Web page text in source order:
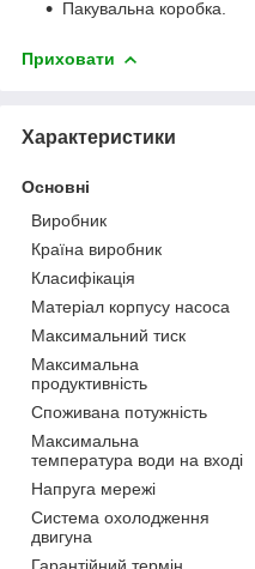
Пакувальна коробка.
Приховати
Характеристики
Основні
Виробник
Країна виробник
Класифікація
Матеріал корпусу насоса
Максимальний тиск
Максимальна
продуктивність
Споживана потужність
Максимальна
температура води на вході
Напруга мережі
Система охолодження
двигуна
Гарантійний термін